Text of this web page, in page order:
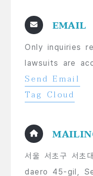
EMAIL
Only inquiries
lawsuits are
Send Email
Tag Cloud
서울 서초구 서
daero 45-gil,